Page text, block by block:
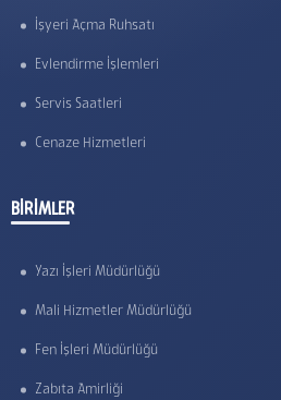
İşyeri Açma Ruhsatı
Evlendirme İşlemleri
Servis Saatleri
Cenaze Hizmetleri
BİRİMLER
Yazı İşleri Müdürlüğü
Mali Hizmetler Müdürlüğü
Fen İşleri Müdürlüğü
Zabıta Amirliği